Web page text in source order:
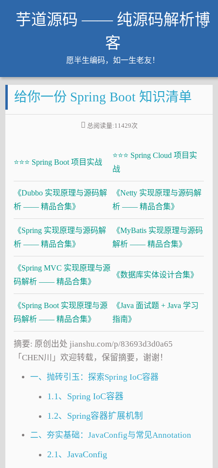
芋道源码 —— 纯源码解析博
客
愿半生编码，如一生老友！
文章
知识星球
Github
友链
大厂面试必备
Java 超神之路
给你一份 Spring Boot 知识清单
总阅读量:11429次
⭐⭐⭐ Spring Boot 项目实战
⭐⭐⭐ Spring Cloud 项目实
战
《Dubbo 实现原理与源码解
析 —— 精品合集》
《Netty 实现原理与源码解
析 —— 精品合集》
《Spring 实现原理与源码解
析 —— 精品合集》
《MyBatis 实现原理与源码
解析 —— 精品合集》
《Spring MVC 实现原理与源
码解析 —— 精品合集》
《数据库实体设计合集》
《Spring Boot 实现原理与源
码解析 —— 精品合集》
《Java 面试题 + Java 学习
指南》
摘要: 原创出处 jianshu.com/p/83693d3d0a65
「CHEN川」欢迎转载，保留摘要，谢谢！
一、抛砖引玉：探索Spring IoC容器
1.1、Spring IoC容器
1.2、Spring容器扩展机制
二、夯实基础：JavaConfig与常见Annotation
2.1、JavaConfig